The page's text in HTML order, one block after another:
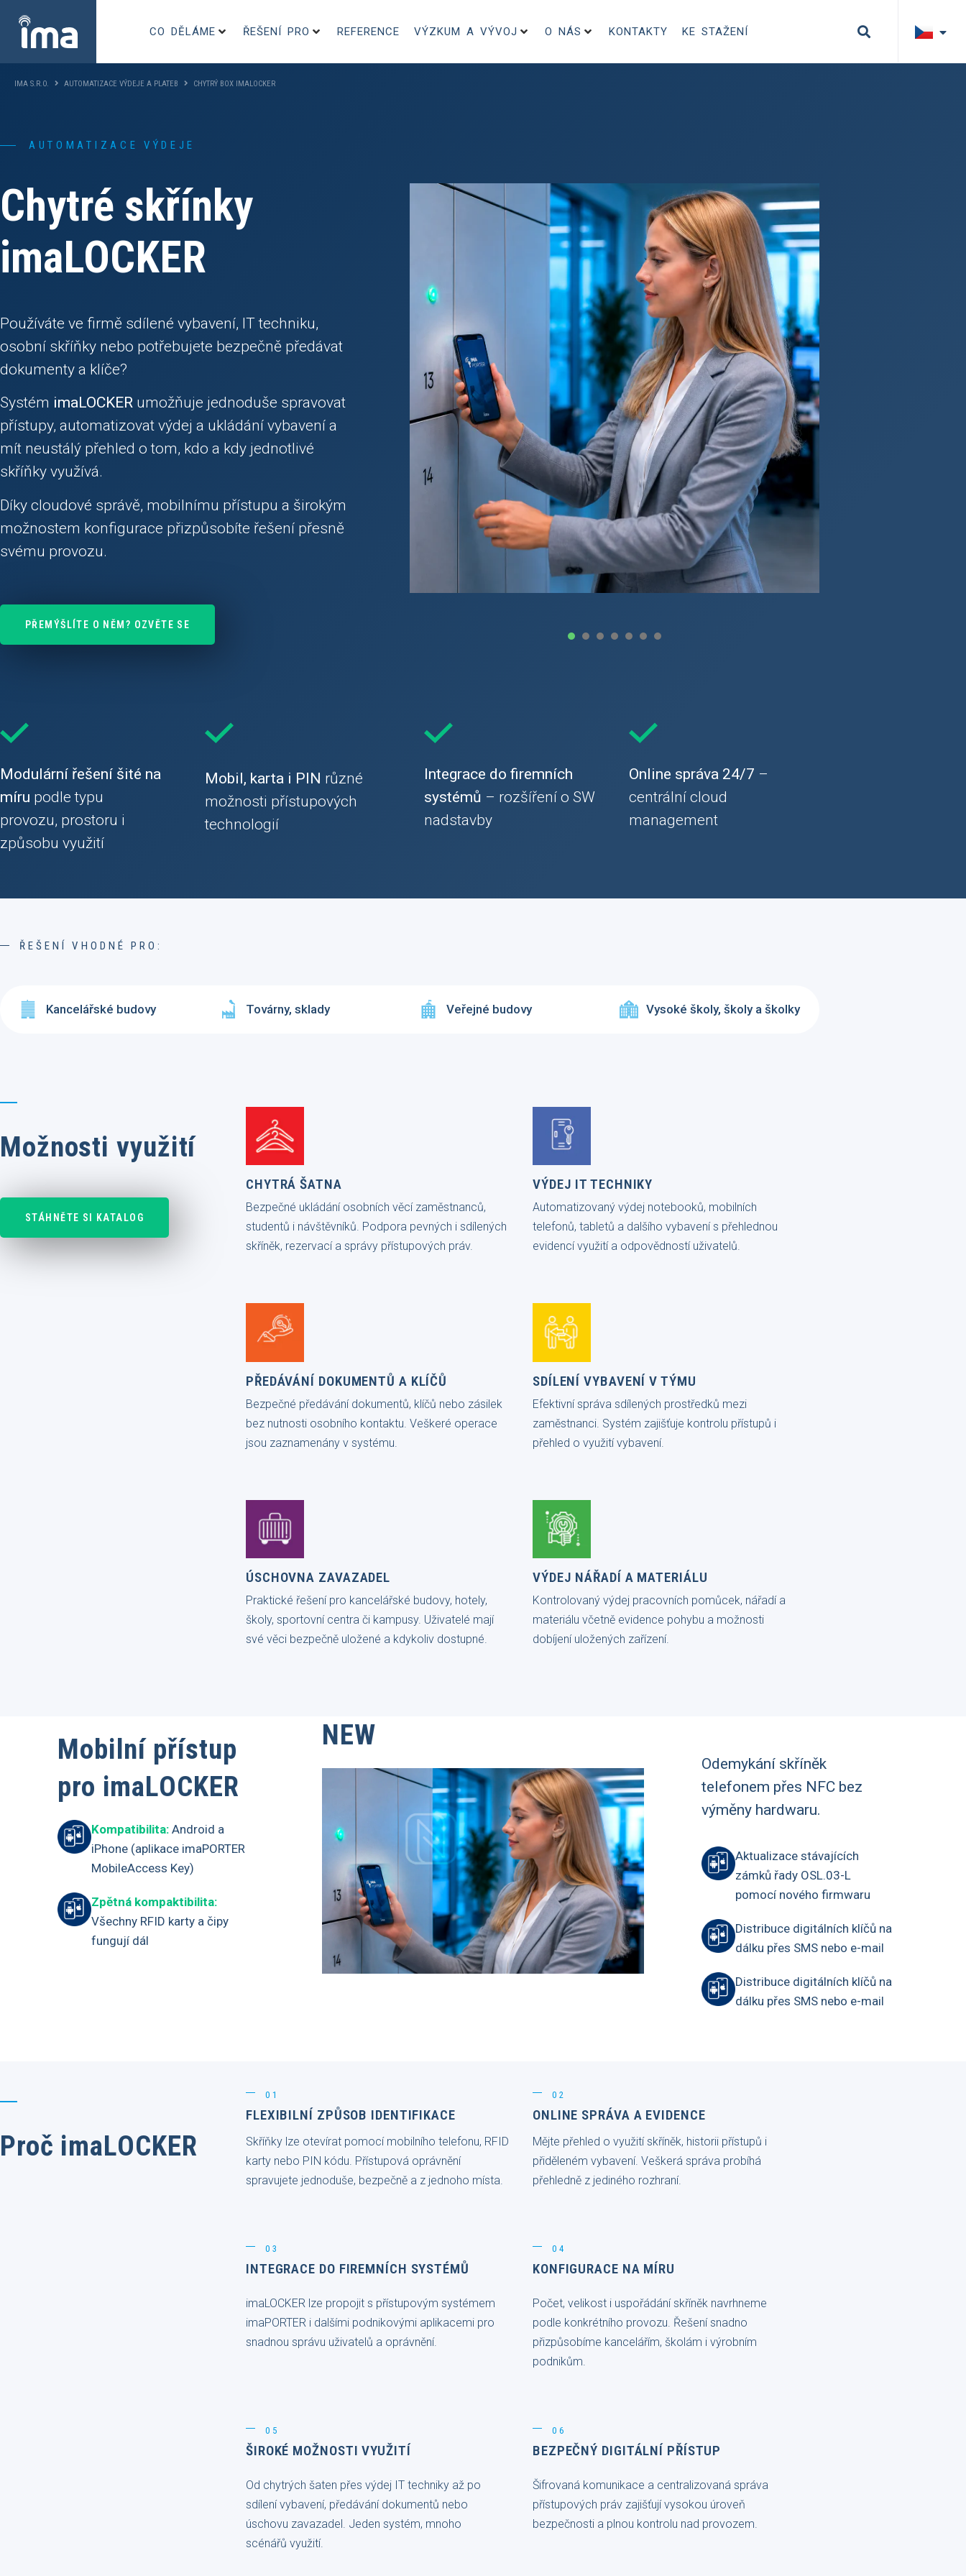
CO DĚLÁME ŘEŠENÍ PRO REFERENCE VÝZKUM A VÝVOJ O NÁS KONTAKTY KE STAŽENÍ
IMA S.R.O. AUTOMATIZACE VÝDEJE A PLATEB CHYTRÝ BOX IMALOCKER
AUTOMATIZACE VÝDEJE
Chytré skřínky
imaLOCKER
Používáte ve firmě sdílené vybavení, IT techniku,
osobní skříňky nebo potřebujete bezpečně předávat
dokumenty a klíče?
Systém imaLOCKER umožňuje jednoduše spravovat
přístupy, automatizovat výdej a ukládání vybavení a
mít neustálý přehled o tom, kdo a kdy jednotlivé
skříňky využívá.
Díky cloudové správě, mobilnímu přístupu a širokým
možnostem konfigurace přizpůsobíte řešení přesně
svému provozu.
PŘEMÝŠLÍTE O NĚM? OZVĚTE SE
Modulární řešení šité na
míru podle typu
provozu, prostoru i
způsobu využití
Mobil, karta i PIN různé
možnosti přístupových
technologií
Integrace do firemních
systémů – rozšíření o SW
nadstavby
Online správa 24/7 –
centrální cloud
management
ŘEŠENÍ VHODNÉ PRO:
Kancelářské budovy Továrny, sklady Veřejné budovy Vysoké školy, školy a školky
Možnosti využití
STÁHNĚTE SI KATALOG
CHYTRÁ ŠATNA
Bezpečné ukládání osobních věcí zaměstnanců,
studentů i návštěvníků. Podpora pevných i sdílených
skříněk, rezervací a správy přístupových práv.
VÝDEJ IT TECHNIKY
Automatizovaný výdej notebooků, mobilních
telefonů, tabletů a dalšího vybavení s přehlednou
evidencí využití a odpovědností uživatelů.
PŘEDÁVÁNÍ DOKUMENTŮ A KLÍČŮ
Bezpečné předávání dokumentů, klíčů nebo zásilek
bez nutnosti osobního kontaktu. Veškeré operace
jsou zaznamenány v systému.
SDÍLENÍ VYBAVENÍ V TÝMU
Efektivní správa sdílených prostředků mezi
zaměstnanci. Systém zajišťuje kontrolu přístupů i
přehled o využití vybavení.
ÚSCHOVNA ZAVAZADEL
Praktické řešení pro kancelářské budovy, hotely,
školy, sportovní centra či kampusy. Uživatelé mají
své věci bezpečně uložené a kdykoliv dostupné.
VÝDEJ NÁŘADÍ A MATERIÁLU
Kontrolovaný výdej pracovních pomůcek, nářadí a
materiálu včetně evidence pohybu a možnosti
dobíjení uložených zařízení.
Mobilní přístup
pro imaLOCKER
Kompatibilita: Android a
iPhone (aplikace imaPORTER
MobileAccess Key)
Zpětná kompaktibilita:
Všechny RFID karty a čipy
fungují dál
NEW
Odemykání skříněk
telefonem přes NFC bez
výměny hardwaru.
Aktualizace stávajících
zámků řady OSL.03-L
pomocí nového firmwaru
Distribuce digitálních klíčů na
dálku přes SMS nebo e-mail
Distribuce digitálních klíčů na
dálku přes SMS nebo e-mail
Proč imaLOCKER
01
FLEXIBILNÍ ZPŮSOB IDENTIFIKACE
Skříňky lze otevírat pomocí mobilního telefonu, RFID
karty nebo PIN kódu. Přístupová oprávnění
spravujete jednoduše, bezpečně a z jednoho místa.
02
ONLINE SPRÁVA A EVIDENCE
Mějte přehled o využití skříněk, historii přístupů i
přiděleném vybavení. Veškerá správa probíhá
přehledně z jediného rozhraní.
03
INTEGRACE DO FIREMNÍCH SYSTÉMŮ
imaLOCKER lze propojit s přístupovým systémem
imaPORTER i dalšími podnikovými aplikacemi pro
snadnou správu uživatelů a oprávnění.
04
KONFIGURACE NA MÍRU
Počet, velikost i uspořádání skříněk navrhneme
podle konkrétního provozu. Řešení snadno
přizpůsobíme kancelářím, školám i výrobním
podnikům.
05
ŠIROKÉ MOŽNOSTI VYUŽITÍ
Od chytrých šaten přes výdej IT techniky až po
sdílení vybavení, předávání dokumentů nebo
úschovu zavazadel. Jeden systém, mnoho
scénářů využití.
06
BEZPEČNÝ DIGITÁLNÍ PŘÍSTUP
Šifrovaná komunikace a centralizovaná správa
přístupových práv zajišťují vysokou úroveň
bezpečnosti a plnou kontrolu nad provozem.